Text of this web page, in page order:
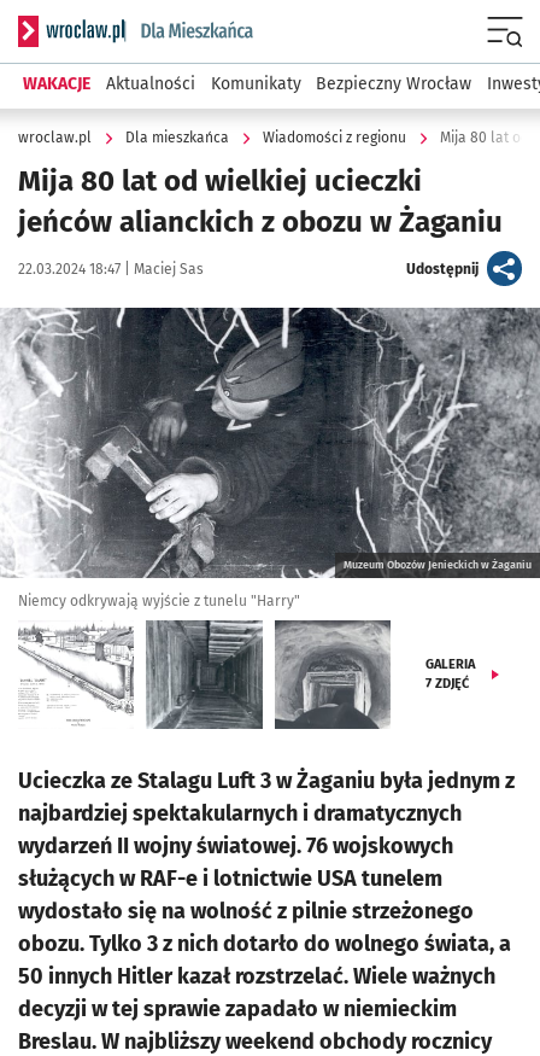
Serwis informacyjny wroclaw.pl podserwis: Dla mieszkańca
WAKACJE Aktualności Komunikaty Bezpieczny Wrocław
wroclaw.pl Dla mieszkańca Wiadomości z regionu Mija 80 lat od
Mija 80 lat od wielkiej ucieczki
jeńców alianckich z obozu w Żaganiu
Data publikacji:
22.03.2024 18:47 | Autor:
Maciej Sas Udostępnijartykuł
Kliknij, aby zobaczyć galerię
Muzeum Obozów Jenieckich w Żaganiu
Niemcy odkrywają wyjście z tunelu "Harry"
GALERIA
7 ZDJĘĆ
Ucieczka ze Stalagu Luft 3 w Żaganiu była jednym z
najbardziej spektakularnych i dramatycznych
wydarzeń II wojny światowej. 76 wojskowych
służących w RAF-e i lotnictwie USA tunelem
wydostało się na wolność z pilnie strzeżonego
obozu. Tylko 3 z nich dotarło do wolnego świata, a
50 innych Hitler kazał rozstrzelać. Wiele ważnych
decyzji w tej sprawie zapadało w niemieckim
Breslau. W najbliższy weekend obchody rocznicy